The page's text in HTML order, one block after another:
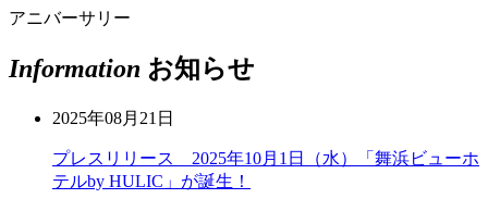
アニバーサリー
Information お知らせ
2025年08月21日
プレスリリース 2025年10月1日（水）「舞浜ビューホ
テルby HULIC」が誕生！